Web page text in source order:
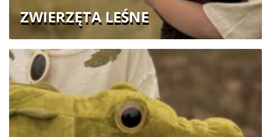
ZWIERZĘTA LEŚNE